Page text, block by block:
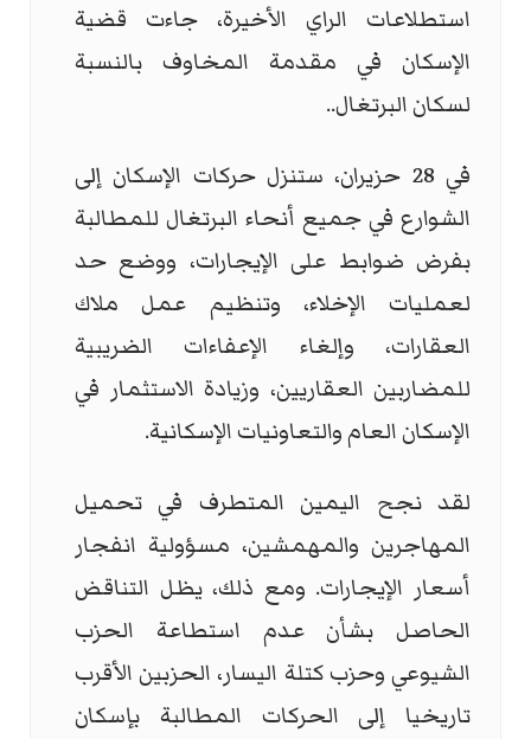
استطلاعات الراي الأخيرة، جاءت قضية
الإسكان في مقدمة المخاوف بالنسبة
لسكان البرتغال..
في 28 حزيران، ستنزل حركات الإسكان إلى
الشوارع في جميع أنحاء البرتغال للمطالبة
بفرض ضوابط على الإيجارات، ووضع حد
لعمليات الإخلاء، وتنظيم عمل ملاك
العقارات، وإلغاء الإعفاءات الضريبية
للمضاربين العقاريين، وزيادة الاستثمار في
الإسكان العام والتعاونيات الإسكانية.
لقد نجح اليمين المتطرف في تحميل
المهاجرين والمهمشين، مسؤولية انفجار
أسعار الإيجارات. ومع ذلك، يظل التناقض
الحاصل بشأن عدم استطاعة الحزب
الشيوعي وحزب كتلة اليسار، الحزبين الأقرب
تاريخيا إلى الحركات المطالبة بإسكان